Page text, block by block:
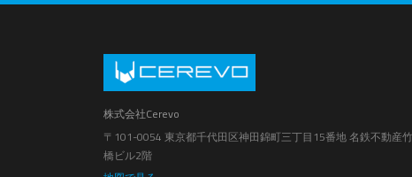
株式会社Cerevo
〒101-0054 東京都千代田区神田錦町三丁目15番地 名鉄不動産竹
橋ビル2階